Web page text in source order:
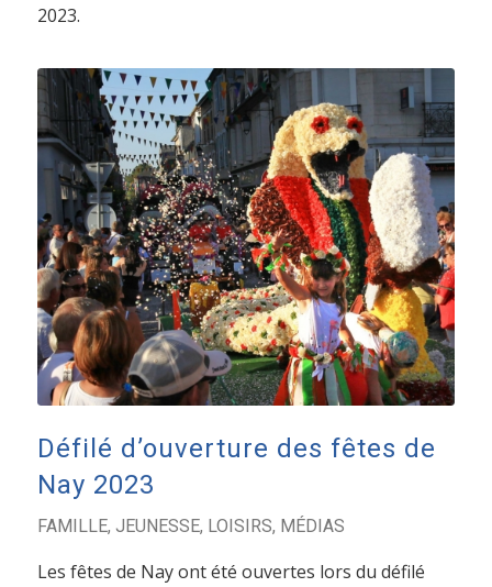
2023.
Défilé d’ouverture des fêtes de
Nay 2023
FAMILLE, JEUNESSE, LOISIRS, MÉDIAS
Les fêtes de Nay ont été ouvertes lors du défilé